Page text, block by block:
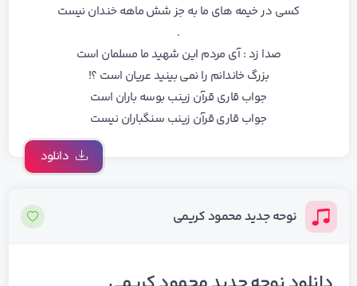
کسی در خیمه های ما به جز شش ماهه خندان نیست
.
صدا زد : آی مردم این شهید ما مسلمان است
بزرگ خاندانم را نمی بینید عریان است ؟!
جواب قاری قرآن زینب بوسه باران است
جواب قاری قرآن زینب سنگباران نیست
دانلود
نوحه جدید محمود کریمی